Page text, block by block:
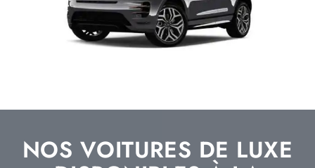
NOS VOITURES DE LUXE